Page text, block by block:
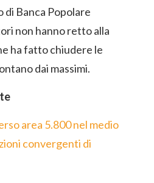
di Banca Popolare
non hanno retto alla
ha fatto chiudere le
dai massimi.
area 5.800 nel medio
convergenti di